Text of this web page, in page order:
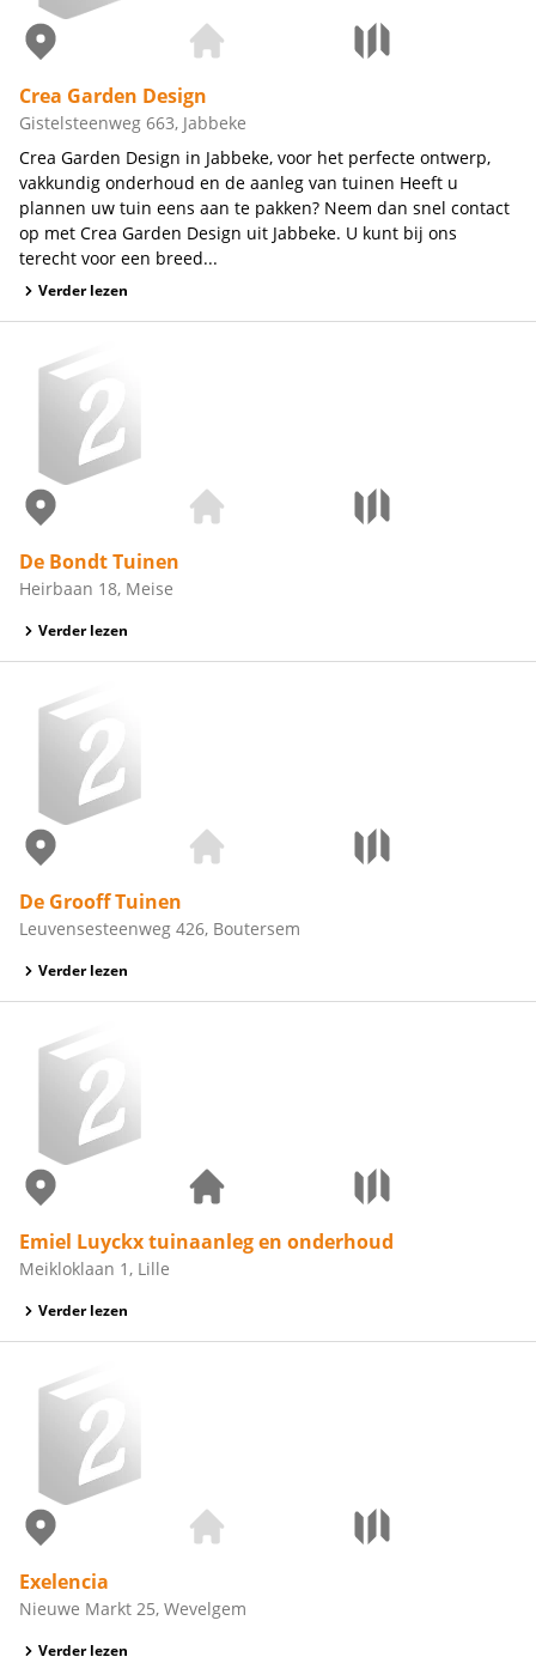
Crea Garden Design
Gistelsteenweg 663, Jabbeke
Crea Garden Design in Jabbeke, voor het perfecte ontwerp,
vakkundig onderhoud en de aanleg van tuinen Heeft u
plannen uw tuin eens aan te pakken? Neem dan snel contact
op met Crea Garden Design uit Jabbeke. U kunt bij ons
terecht voor een breed...
Verder lezen
De Bondt Tuinen
Heirbaan 18, Meise
Verder lezen
De Grooff Tuinen
Leuvensesteenweg 426, Boutersem
Verder lezen
Emiel Luyckx tuinaanleg en onderhoud
Meikloklaan 1, Lille
Verder lezen
Exelencia
Nieuwe Markt 25, Wevelgem
Verder lezen